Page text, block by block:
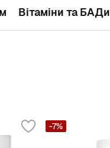
Вітаміни та БАДи
-7%